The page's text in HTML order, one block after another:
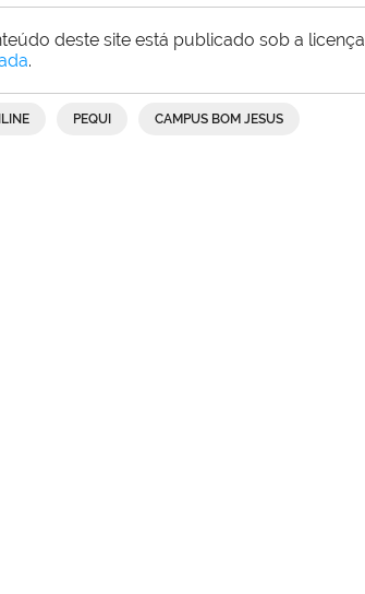
deste site está publicado sob a licença
.
PEQUI CAMPUS BOM JESUS